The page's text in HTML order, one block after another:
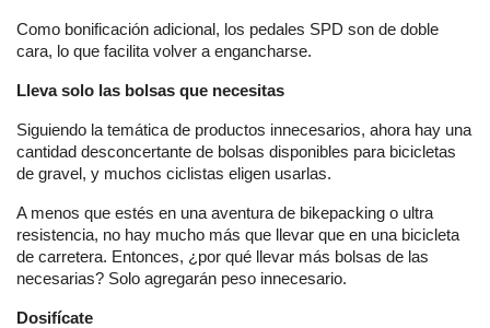
Como bonificación adicional, los pedales SPD son de doble
cara, lo que facilita volver a engancharse.
Lleva solo las bolsas que necesitas
Siguiendo la temática de productos innecesarios, ahora hay una
cantidad desconcertante de bolsas disponibles para bicicletas
de gravel, y muchos ciclistas eligen usarlas.
A menos que estés en una aventura de bikepacking o ultra
resistencia, no hay mucho más que llevar que en una bicicleta
de carretera. Entonces, ¿por qué llevar más bolsas de las
necesarias? Solo agregarán peso innecesario.
Dosifícate